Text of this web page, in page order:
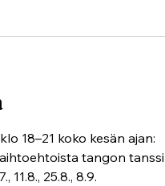
18–21 koko kesän ajan:
tangon
11.8., 25.8., 8.9.